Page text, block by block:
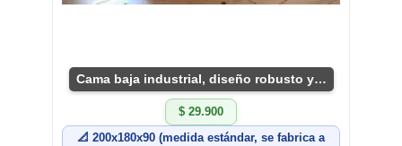
Cama baja industrial, diseño robusto y funcional
$ 29.900
📐 200x180x90 (medida estándar, se fabrica a